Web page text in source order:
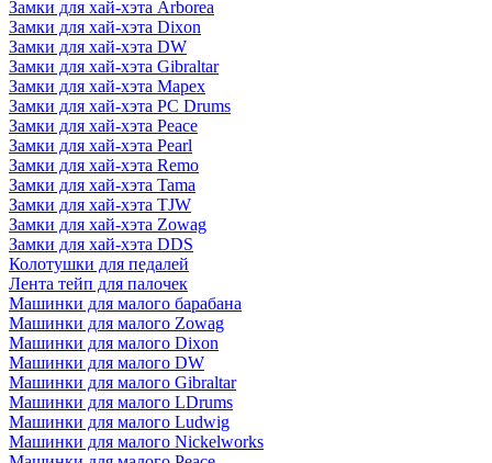
Замки для хай-хэта Arborea
Замки для хай-хэта Dixon
Замки для хай-хэта DW
Замки для хай-хэта Gibraltar
Замки для хай-хэта Mapex
Замки для хай-хэта PC Drums
Замки для хай-хэта Peace
Замки для хай-хэта Pearl
Замки для хай-хэта Remo
Замки для хай-хэта Tama
Замки для хай-хэта TJW
Замки для хай-хэта Zowag
Замки для хай-хэта DDS
Колотушки для педалей
Лента тейп для палочек
Машинки для малого барабана
Машинки для малого Zowag
Машинки для малого Dixon
Машинки для малого DW
Машинки для малого Gibraltar
Машинки для малого LDrums
Машинки для малого Ludwig
Машинки для малого Nickelworks